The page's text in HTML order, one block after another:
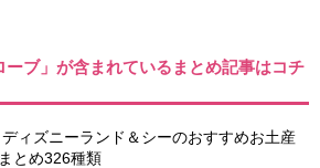
ーブ」が含まれているまとめ記事はコチ
ディズニーランド＆シーのおすすめお土産
とめ326種類